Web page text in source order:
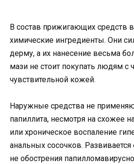
В состав прижигающих средств
химические ингредиенты. Они
дерму, а их нанесение весьма
мази не стоит покупать людям с
чувствительной кожей.
Наружные средства не
папиллита, несмотря на схожее
или хроническое воспаление
анальных сосочков.
не обострения